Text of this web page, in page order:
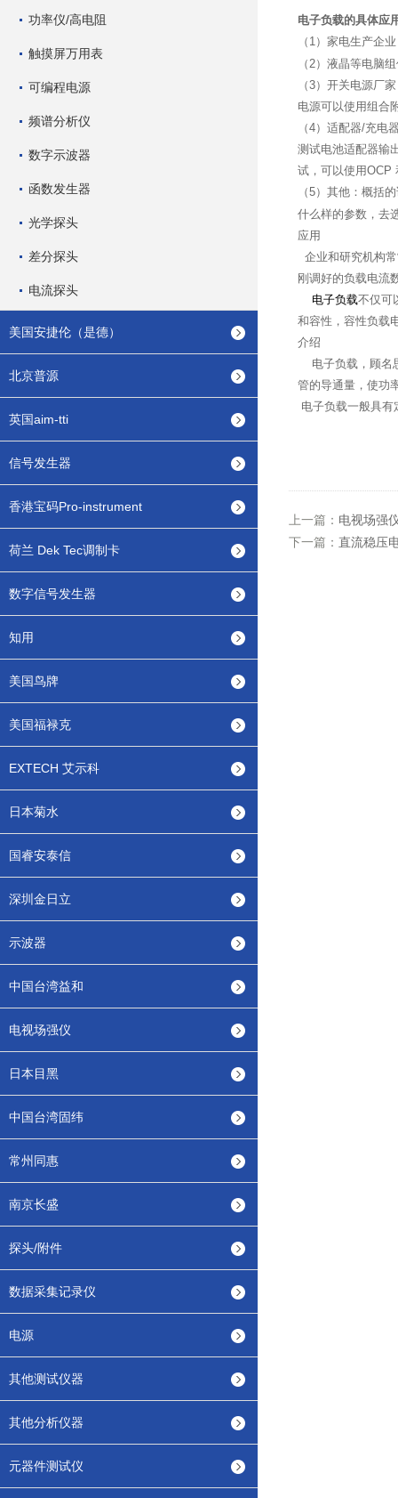
功率仪/高电阻
触摸屏万用表
可编程电源
频谱分析仪
数字示波器
函数发生器
光学探头
差分探头
电流探头
美国安捷伦（是德）
北京普源
英国aim-tti
信号发生器
香港宝码Pro-instrument
荷兰 Dek Tec调制卡
数字信号发生器
知用
美国鸟牌
美国福禄克
EXTECH 艾示科
日本菊水
国睿安泰信
深圳金日立
示波器
中国台湾益和
电视场强仪
日本目黑
中国台湾固纬
常州同惠
南京长盛
探头/附件
数据采集记录仪
电源
其他测试仪器
其他分析仪器
元器件测试仪
电子负载的具体应
（1）家电生产企
（2）液晶等电脑
（3）开关电源厂
电源可以使用组合
（4）适配器/充电
测试电池适配器输
试，可以使用OCP
（5）其他：概括
什么样的参数，去
应用
企业和研究机构
刚调好的负载电流
电子负载不仅可
和容性，容性负载
介绍
电子负载，顾名
管的导通量，使功
电子负载一般具
上一篇： 电视场强
下一篇： 直流稳压